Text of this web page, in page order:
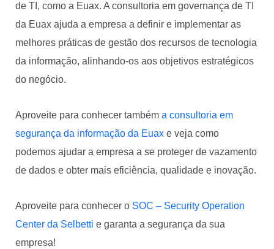
de TI, como a Euax. A consultoria em governança de TI
da Euax ajuda a empresa a definir e implementar as
melhores práticas de gestão dos recursos de tecnologia
da informação, alinhando-os aos objetivos estratégicos
do negócio.
Aproveite para conhecer também a consultoria em
segurança da informação da Euax e veja como
podemos ajudar a empresa a se proteger de vazamento
de dados e obter mais eficiência, qualidade e inovação.
Aproveite para conhecer o SOC – Security Operation
Center da Selbetti e garanta a segurança da sua
empresa!